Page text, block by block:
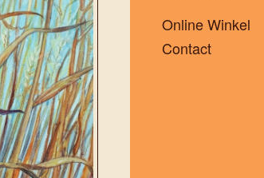
Online Winkel
Contact